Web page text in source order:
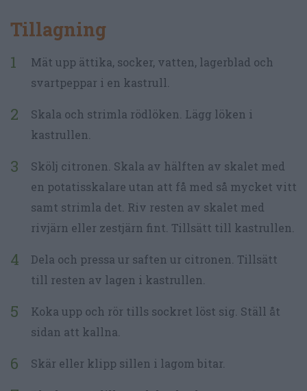
Tillagning
Mät upp ättika, socker, vatten, lagerblad och
svartpeppar i en kastrull.
Skala och strimla rödlöken. Lägg löken i
kastrullen.
Skölj citronen. Skala av hälften av skalet med
en potatisskalare utan att få med så mycket vitt
samt strimla det. Riv resten av skalet med
rivjärn eller zestjärn fint. Tillsätt till kastrullen.
Dela och pressa ur saften ur citronen. Tillsätt
till resten av lagen i kastrullen.
Koka upp och rör tills sockret löst sig. Ställ åt
sidan att kallna.
Skär eller klipp sillen i lagom bitar.